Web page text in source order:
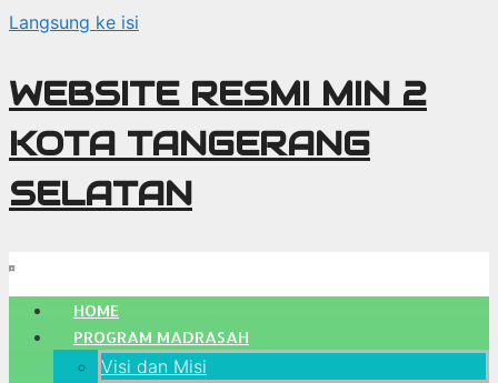
Langsung ke isi
WEBSITE RESMI MIN 2
KOTA TANGERANG
SELATAN
HOME
PROGRAM MADRASAH
Visi dan Misi